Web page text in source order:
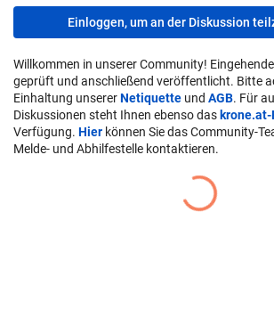
Einloggen, um an der Diskussion
Willkommen in unserer Community!
geprüft und anschließend veröffentlicht. Bitte
Einhaltung unsererNetiquette und AGB. Für
Diskussionen steht Ihnen ebenso das
Verfügung. Hier können Sie das Community-
Melde- und Abhilfestelle kontaktieren.